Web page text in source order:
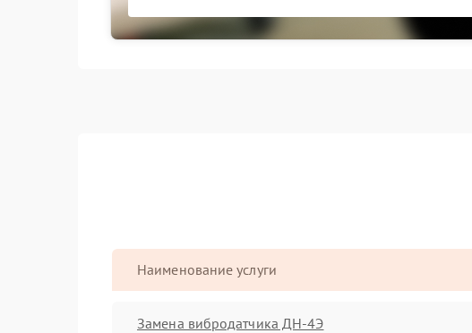
Наименование услуги
Замена вибродатчика ДН-4Э